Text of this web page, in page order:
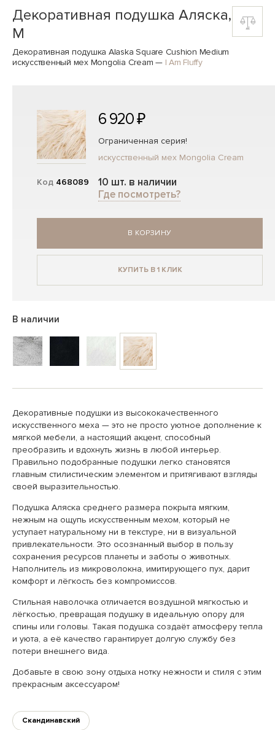
Декоративная подушка Аляска,
M
Декоративная подушка Alaska Square Cushion Medium
искусственный мех Mongolia Cream — I Am Fluffy
Код 468089
6 920 ₽
Ограниченная серия!
искусственный мех Mongolia Cream
10 шт. в наличии
Где посмотреть?
В КОРЗИНУ
КУПИТЬ В 1 КЛИК
В наличии
Декоративные подушки из высококачественного
искусственного меха — это не просто уютное дополнение к
мягкой мебели, а настоящий акцент, способный
преобразить и вдохнуть жизнь в любой интерьер.
Правильно подобранные подушки легко становятся
главным стилистическим элементом и притягивают взгляды
своей выразительностью.
Подушка Аляска среднего размера покрыта мягким,
нежным на ощупь искусственным мехом, который не
уступает натуральному ни в текстуре, ни в визуальной
привлекательности. Это осознанный выбор в пользу
сохранения ресурсов планеты и заботы о животных.
Наполнитель из микроволокна, имитирующего пух, дарит
комфорт и лёгкость без компромиссов.
Стильная наволочка отличается воздушной мягкостью и
лёгкостью, превращая подушку в идеальную опору для
спины или головы. Такая подушка создаёт атмосферу тепла
и уюта, а её качество гарантирует долгую службу без
потери внешнего вида.
Добавьте в свою зону отдыха нотку нежности и стиля с этим
прекрасным аксессуаром!
Скандинавский